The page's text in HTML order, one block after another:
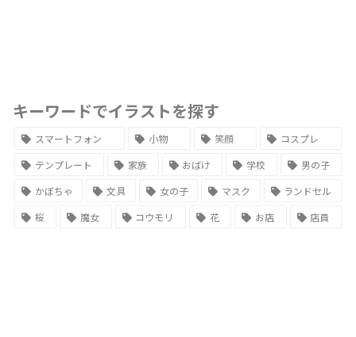
キーワードでイラストを探す
スマートフォン 小物 笑顔
コスプレ
テンプレート
家族 おばけ 学校
男の子
かぼちゃ
文具 女の子 マスク
ランドセル
桜
魔女 コウモリ 花 お店 店員